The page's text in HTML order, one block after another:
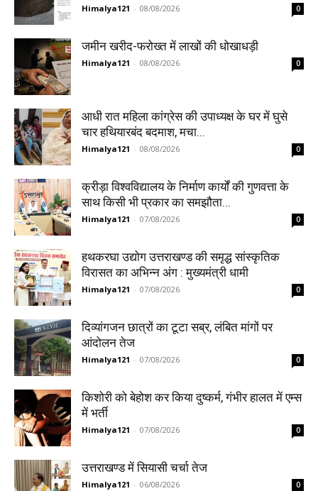
Himalya121 - 08/08/2026 0
जमीन खरीद-फरोख्त में लाखों की धोखाधड़ी
Himalya121 - 08/08/2026 0
आधी रात महिला कांग्रेस की उपाध्यक्ष के घर में घुसे
चार हथियारबंद बदमाश, मचा...
Himalya121 - 08/08/2026 0
क्रीड़ा विश्वविद्यालय के निर्माण कार्यों की गुणवत्ता के
साथ किसी भी प्रकार का समझौता...
Himalya121 - 07/08/2026 0
हथकरघा उद्योग उत्तराखण्ड की समृद्ध सांस्कृतिक
विरासत का अभिन्न अंग : मुख्यमंत्री धामी
Himalya121 - 07/08/2026 0
दिव्यांगजन छात्रों का टूटा सब्र, लंबित मांगों पर
आंदोलन तेज
Himalya121 - 07/08/2026 0
किशोरी को बेहोश कर किया दुष्कर्म, गंभीर हालत में एम्स
में भर्ती
Himalya121 - 07/08/2026 0
उत्तराखण्ड में सियासी चर्चा तेज
Himalya121 - 06/08/2026 0